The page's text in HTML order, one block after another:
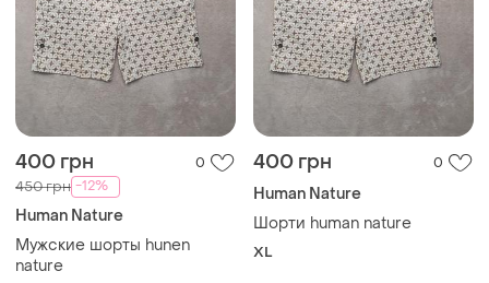
400 грн 0
450 грн -12%
Human Nature
Мужские шорты hunen
nature
400 грн 0
Human Nature
Шорти human nature
XL